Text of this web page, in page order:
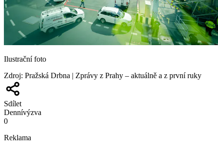
Ilustrační foto
Zdroj: Pražská Drbna | Zprávy z Prahy – aktuálně a z první ruky
Sdílet
Dennívýzva
0
Reklama